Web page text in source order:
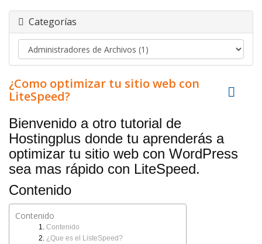
Categorías
¿Como optimizar tu sitio web con
LiteSpeed?
Bienvenido a otro tutorial de
Hostingplus donde tu aprenderás a
optimizar tu sitio web con WordPress
sea mas rápido con LiteSpeed.
Contenido
Contenido
Contenido
¿Que es el ListeSpeed?